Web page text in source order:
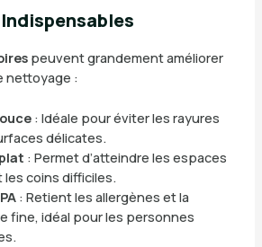
peuvent grandement améliorer
nettoyage :
: Idéale pour éviter les rayures
délicates.
: Permet d’atteindre les espaces
coins difficiles.
: Retient les allergènes et la
fine, idéal pour les personnes